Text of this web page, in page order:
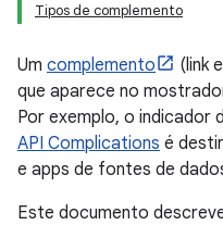
Tipos de complemento
Um complemento
(link
que aparece no
Por exemplo, o indicador
API Complications é
e apps de fontes de
Este documento